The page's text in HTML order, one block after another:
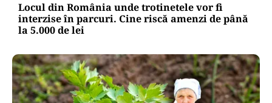
Locul din România unde trotinetele vor fi
interzise în parcuri. Cine riscă amenzi de până
la 5.000 de lei